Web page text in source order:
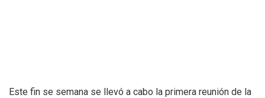
Este fin se semana se llevó a cabo la primera reunión de la